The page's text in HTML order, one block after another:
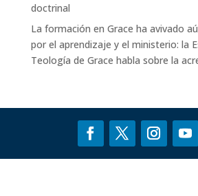
doctrinal
La formación en Grace ha avivado
por el aprendizaje y el ministerio: la
Teología de Grace habla sobre la